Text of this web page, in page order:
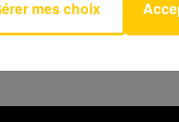
mes choix